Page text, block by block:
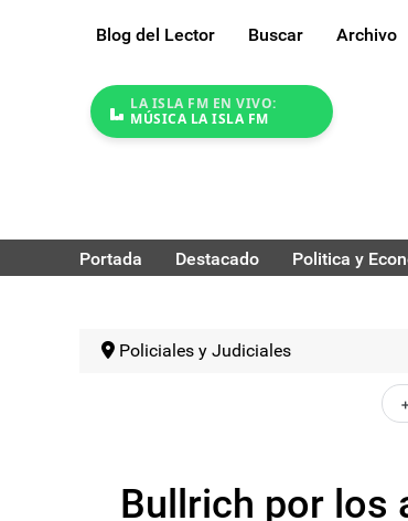
Blog del Lector Buscar Archivo
LA ISLA FM EN VIVO:
MÚSICA LA ISLA FM
Portada Destacado Politica y
Policiales y Judiciales
Bullrich por los